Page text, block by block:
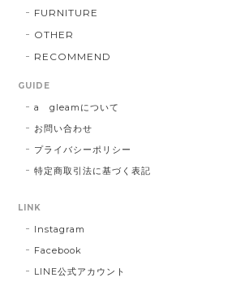
FURNITURE
OTHER
RECOMMEND
GUIDE
a gleamについて
お問い合わせ
プライバシーポリシー
特定商取引法に基づく表記
LINK
Instagram
Facebook
LINE公式アカウント